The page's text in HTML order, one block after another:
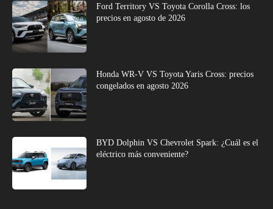
Ford Territory VS Toyota Corolla Cross: los
precios en agosto de 2026
Honda WR-V VS Toyota Yaris Cross: precios
congelados en agosto 2026
BYD Dolphin VS Chevrolet Spark: ¿Cuál es el
eléctrico más conveniente?